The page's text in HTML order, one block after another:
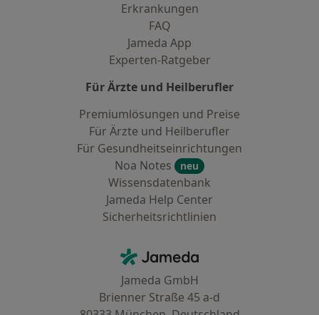
Erkrankungen
FAQ
Jameda App
Experten-Ratgeber
Für Ärzte und Heilberufler
Premiumlösungen und Preise
Für Ärzte und Heilberufler
Für Gesundheitseinrichtungen
Noa Notes
neu
Wissensdatenbank
Jameda Help Center
Sicherheitsrichtlinien
Jameda - Startseite
Jameda GmbH
Brienner Straße 45 a-d